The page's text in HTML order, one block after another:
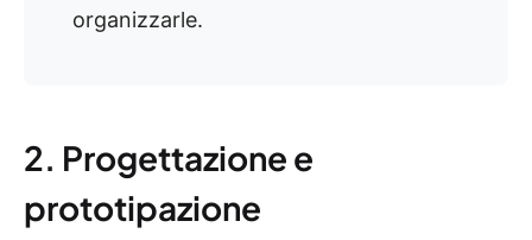
organizzarle.
2. Progettazione e
prototipazione